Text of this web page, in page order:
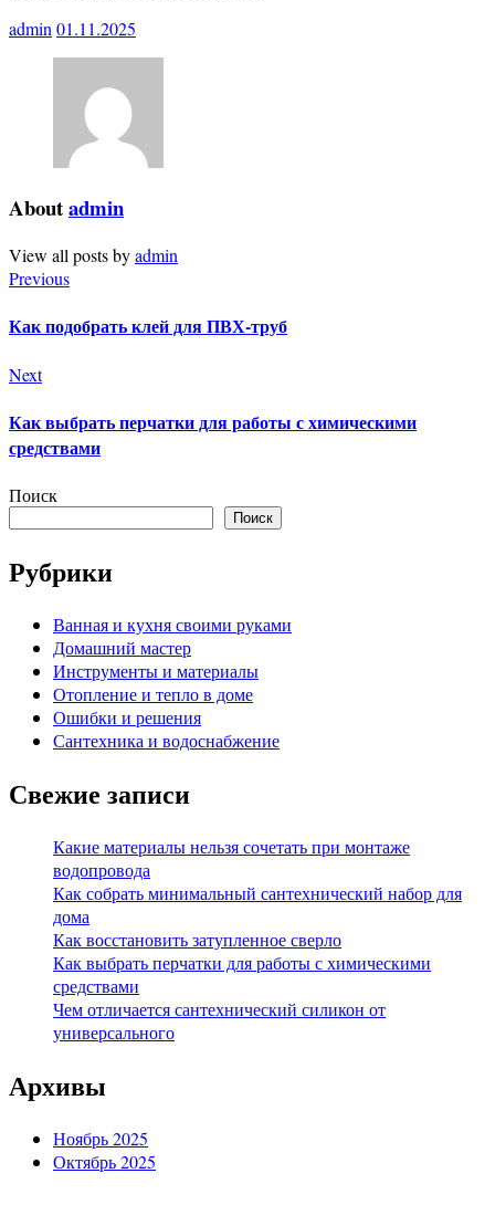
admin 01.11.2025
Aboutadmin
View all posts byadmin
Previous
Как подобрать клей для ПВХ-труб
Next
Как выбрать перчатки для работы с химическими
средствами
Поиск
Поиск
Рубрики
Ванная и кухня своими руками
Домашний мастер
Инструменты и материалы
Отопление и тепло в доме
Ошибки и решения
Сантехника и водоснабжение
Свежие записи
Какие материалы нельзя сочетать при монтаже
водопровода
Как собрать минимальный сантехнический набор для
дома
Как восстановить затупленное сверло
Как выбрать перчатки для работы с химическими
средствами
Чем отличается сантехнический силикон от
универсального
Архивы
Ноябрь 2025
Октябрь 2025